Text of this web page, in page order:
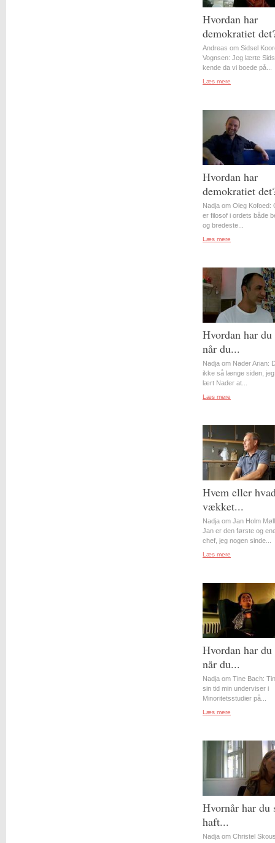
Hvordan har
demokratiet
Andreas om Sidsel
Vognsen: Jeg lærte
kende da vi boede på...
Læs mere
Hvordan har
demokratiet
Nadja om Oleg Kofoed:
er filosof i ordets både
og bredeste...
Læs mere
Hvordan har du
når du...
Nadja om Nader Arian:
ikke så længe siden,
lært Nader at...
Læs mere
Hvem eller
vækket...
Nadja om Jan Holm
Jan er den første og
chef, jeg nogen sinde...
Læs mere
Hvordan har du
når du...
Nadja om Tine Bach:
sin tid min underviser i
Minoritetsstudier på...
Læs mere
Hvornår har du
haft...
Nadja om Christel